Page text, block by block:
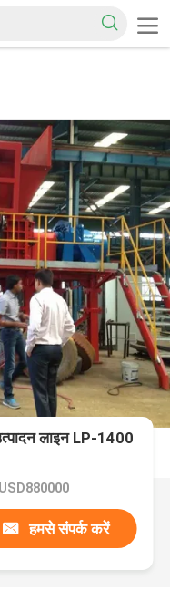
लाइन LP-1400
हमसे संपर्क करें